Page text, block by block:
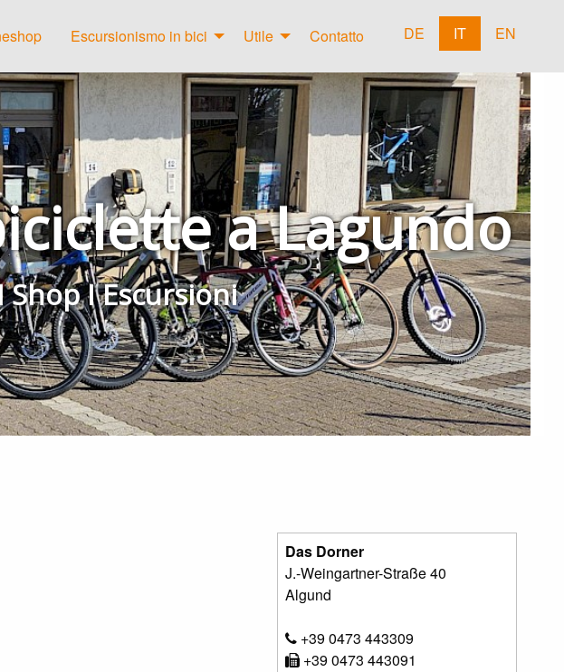
Escursionismo in bici Utile Contatto DE IT EN
a Lagundo
I Escursioni
Das Dorner
J.-Weingartner-Straße 40
Algund
+39 0473 443309
+39 0473 443091